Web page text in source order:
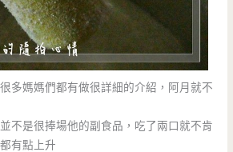
多媽媽們都有做很詳細的介紹，阿月就不
不是很捧場他的副食品，吃了兩口就不肯
有點上升